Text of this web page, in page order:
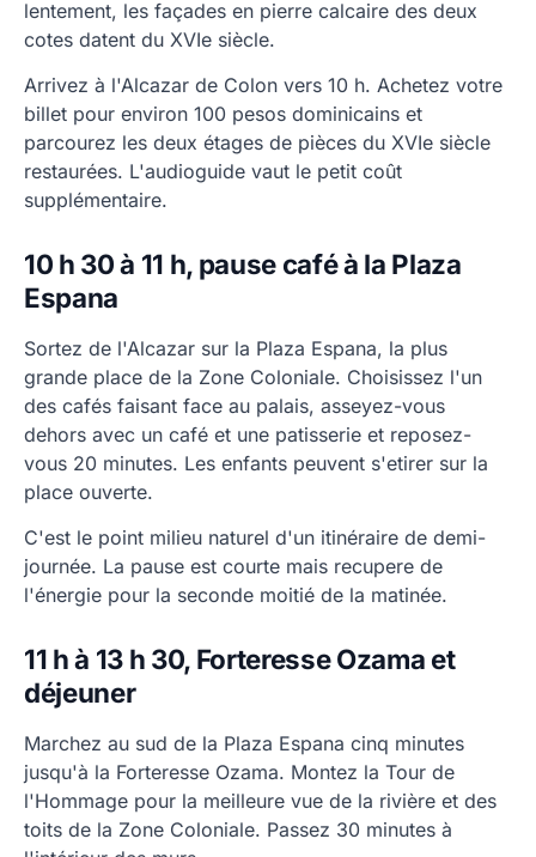
lentement, les façades en pierre calcaire des deux
cotes datent du XVIe siècle.
Arrivez à l'Alcazar de Colon vers 10 h. Achetez votre
billet pour environ 100 pesos dominicains et
parcourez les deux étages de pièces du XVIe siècle
restaurées. L'audioguide vaut le petit coût
supplémentaire.
10 h 30 à 11 h, pause café à la Plaza
Espana
Sortez de l'Alcazar sur la Plaza Espana, la plus
grande place de la Zone Coloniale. Choisissez l'un
des cafés faisant face au palais, asseyez-vous
dehors avec un café et une patisserie et reposez-
vous 20 minutes. Les enfants peuvent s'etirer sur la
place ouverte.
C'est le point milieu naturel d'un itinéraire de demi-
journée. La pause est courte mais recupere de
l'énergie pour la seconde moitié de la matinée.
11 h à 13 h 30, Forteresse Ozama et
déjeuner
Marchez au sud de la Plaza Espana cinq minutes
jusqu'à la Forteresse Ozama. Montez la Tour de
l'Hommage pour la meilleure vue de la rivière et des
toits de la Zone Coloniale. Passez 30 minutes à